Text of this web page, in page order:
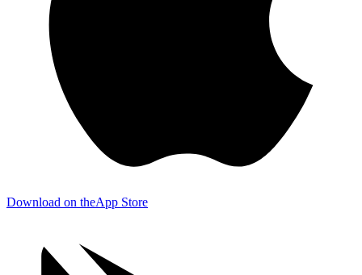
Download on theApp Store